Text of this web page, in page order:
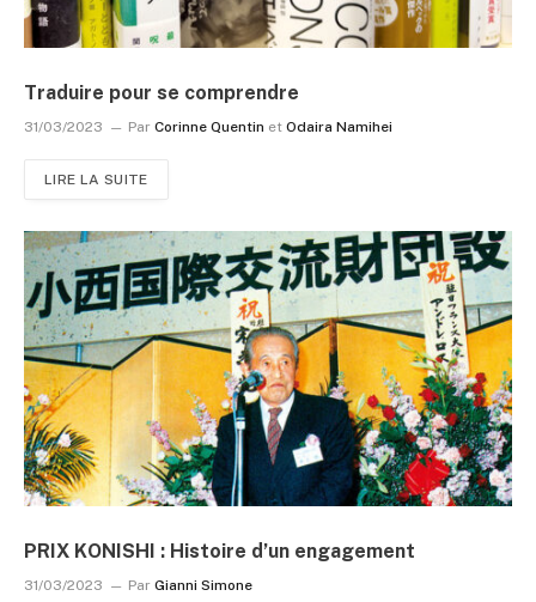
Traduire pour se comprendre
31/03/2023 Par Corinne Quentin et Odaira Namihei
LIRE LA SUITE
PRIX KONISHI : Histoire d’un engagement
31/03/2023 Par Gianni Simone